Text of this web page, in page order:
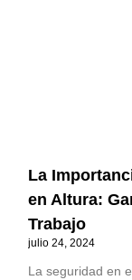
La
en Altura:
Trabajo
julio 24, 2024
La seguridad en